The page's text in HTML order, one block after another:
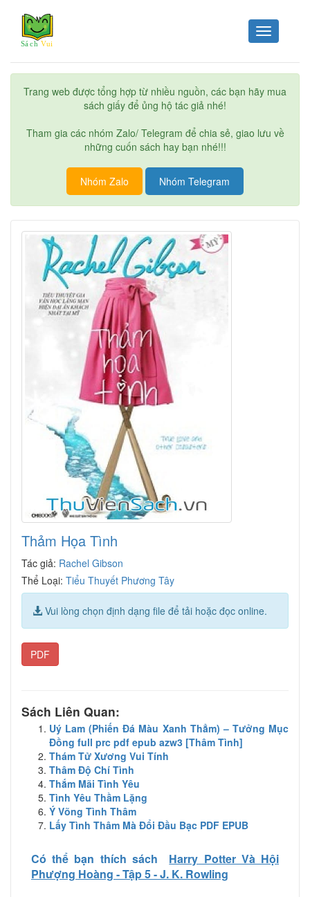
Toggle
navigation
Trang web được tổng hợp từ nhiều nguồn, các bạn hãy mua
sách giấy để ủng hộ tác giả nhé!
Tham gia các nhóm Zalo/ Telegram để chia sẻ, giao lưu về
những cuốn sách hay bạn nhé!!!
Nhóm Zalo Nhóm Telegram
Thảm Họa Tình
Tác giả: Rachel Gibson
Thể Loại: Tiểu Thuyết Phương Tây
Vui lòng chọn định dạng file để tải hoặc đọc online.
PDF
Sách Liên Quan:
Uý Lam (Phiến Đá Màu Xanh Thẳm) – Tưởng Mục
Đồng full prc pdf epub azw3 [Thâm Tình]
Thám Tử Xương Vui Tính
Thâm Độ Chí Tình
Thắm Mãi Tình Yêu
Tình Yêu Thầm Lặng
Ý Võng Tình Thâm
Lấy Tình Thâm Mà Đổi Đầu Bạc PDF EPUB
Có thể bạn thích sách
Harry Potter Và Hội
Phượng Hoàng - Tập 5 - J. K. Rowling